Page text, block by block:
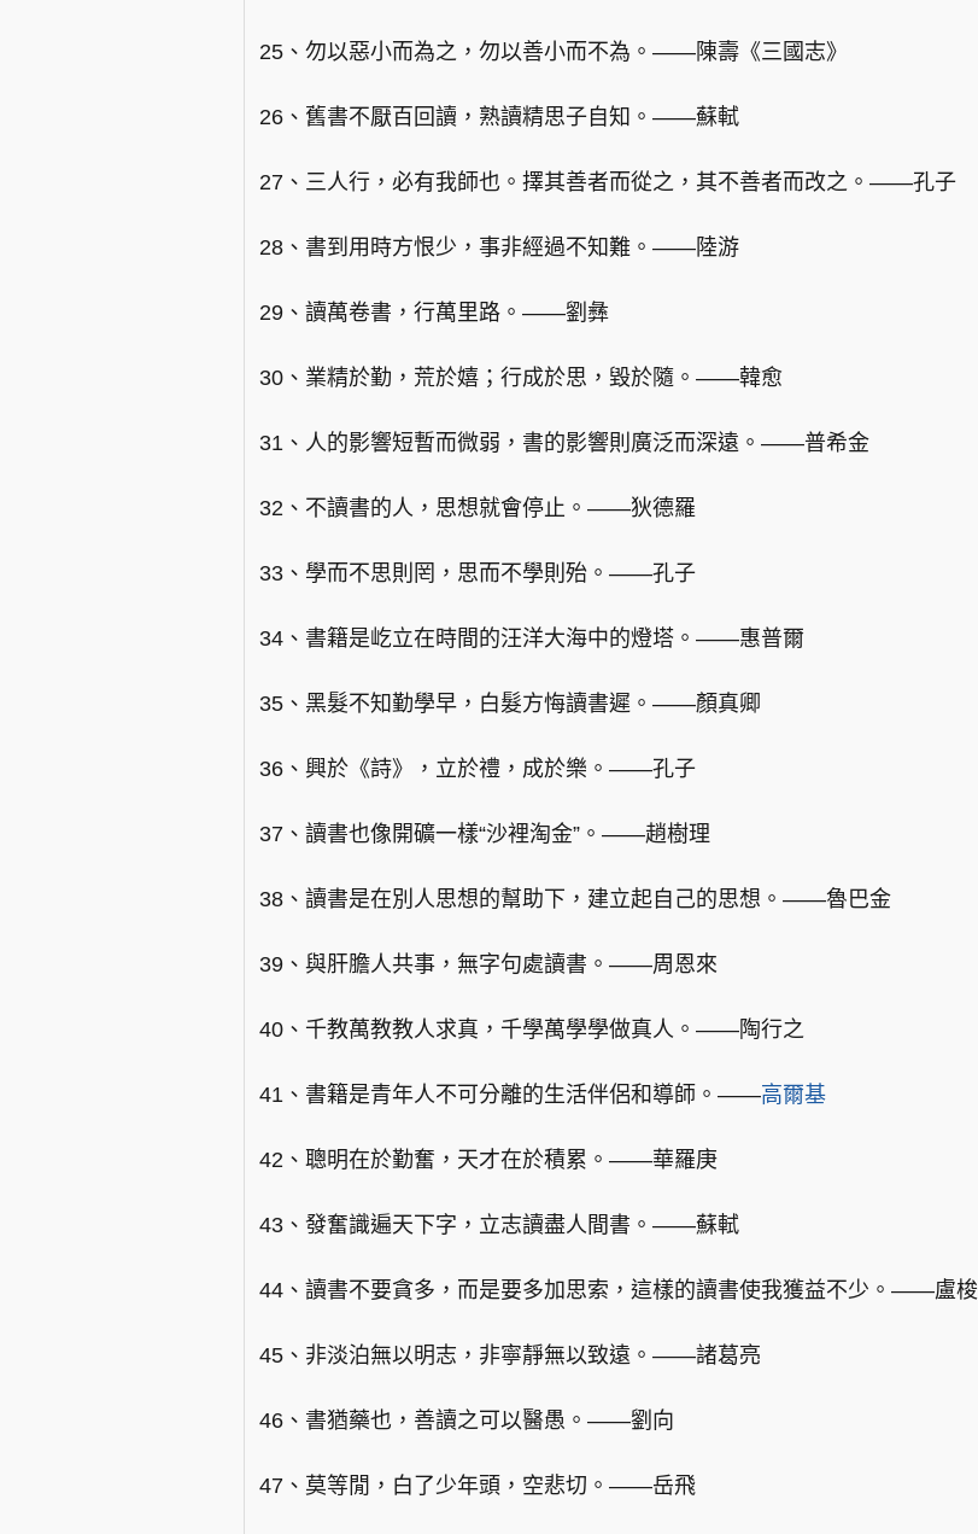
25、勿以惡小而為之，勿以善小而不為。——陳壽《三國志》
26、舊書不厭百回讀，熟讀精思子自知。——蘇軾
27、三人行，必有我師也。擇其善者而從之，其不善者而改之。——孔子
28、書到用時方恨少，事非經過不知難。——陸游
29、讀萬卷書，行萬里路。——劉彝
30、業精於勤，荒於嬉；行成於思，毀於隨。——韓愈
31、人的影響短暫而微弱，書的影響則廣泛而深遠。——普希金
32、不讀書的人，思想就會停止。——狄德羅
33、學而不思則罔，思而不學則殆。——孔子
34、書籍是屹立在時間的汪洋大海中的燈塔。——惠普爾
35、黑髮不知勤學早，白髮方悔讀書遲。——顏真卿
36、興於《詩》，立於禮，成於樂。——孔子
37、讀書也像開礦一樣“沙裡淘金”。——趙樹理
38、讀書是在別人思想的幫助下，建立起自己的思想。——魯巴金
39、與肝膽人共事，無字句處讀書。——周恩來
40、千教萬教教人求真，千學萬學學做真人。——陶行之
41、書籍是青年人不可分離的生活伴侶和導師。——高爾基
42、聰明在於勤奮，天才在於積累。——華羅庚
43、發奮識遍天下字，立志讀盡人間書。——蘇軾
44、讀書不要貪多，而是要多加思索，這樣的讀書使我獲益不少。——盧梭
45、非淡泊無以明志，非寧靜無以致遠。——諸葛亮
46、書猶藥也，善讀之可以醫愚。——劉向
47、莫等閒，白了少年頭，空悲切。——岳飛